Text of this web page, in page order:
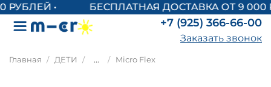
БЕСПЛАТНАЯ ДОСТАВКА ОТ 9 000
+7 (925) 366-66-00
Заказать звонок
Главная ДЕТИ ... Micro Flex